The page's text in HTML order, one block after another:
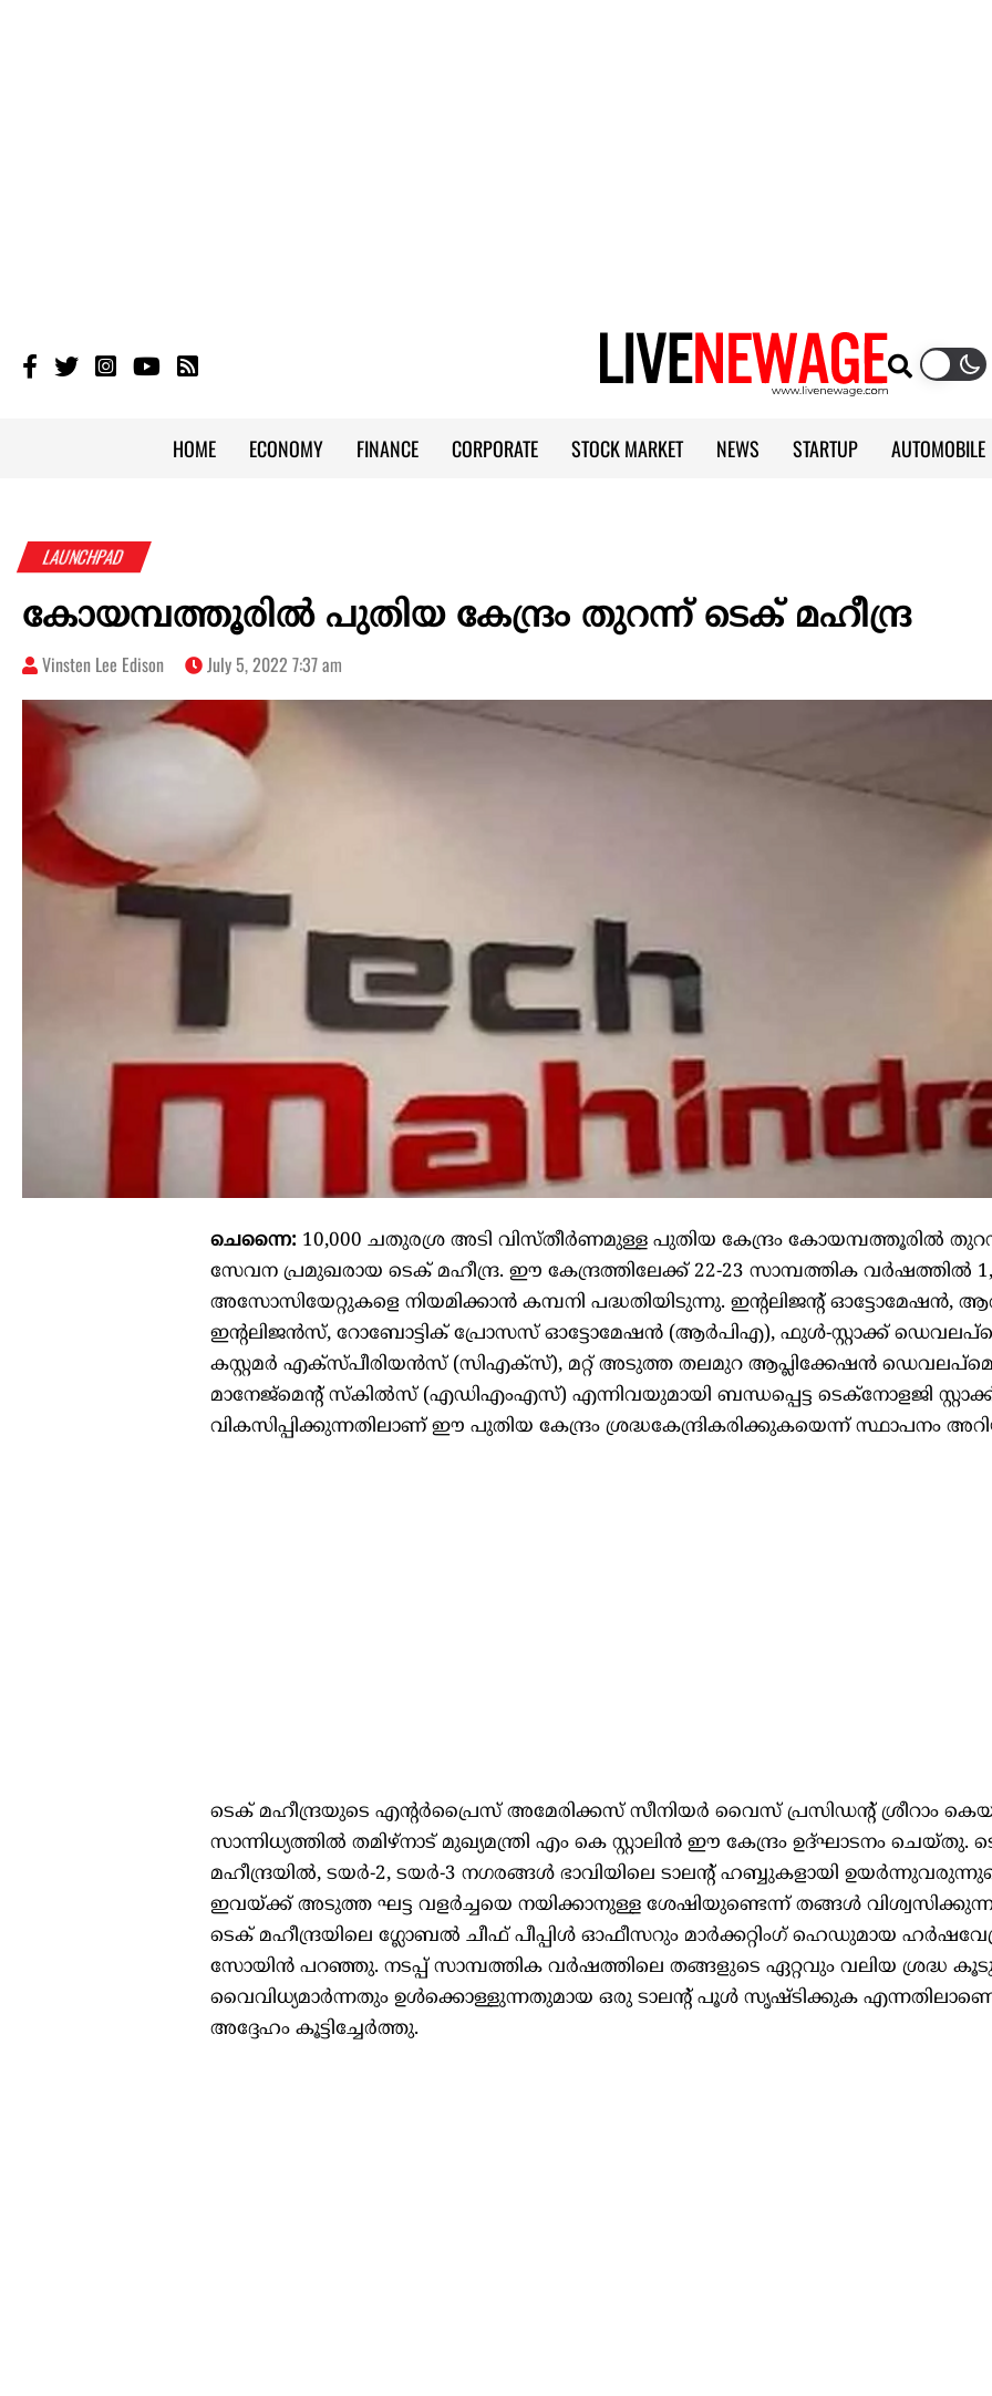
HOME ECONOMY FINANCE CORPORATE STOCK MARKET NEWS STARTUP AUTOMOBILE
LAUNCHPAD
കോയമ്പത്തൂരിൽ പുതിയ കേന്ദ്രം തുറന്ന് ടെക് മഹീന്ദ്ര
Vinsten Lee Edison July 5, 2022 7:37 am
ചെന്നൈ: 10,000 ചതുരശ്ര അടി വിസ്തീർണമുള്ള പുതിയ കേന്ദ്രം കോയമ്പത്തൂരിൽ
സേവന പ്രമുഖരായ ടെക് മഹീന്ദ്ര. ഈ കേന്ദ്രത്തിലേക്ക് 22-23 സാമ്പത്തിക വർഷത്തിൽ
അസോസിയേറ്റുകളെ നിയമിക്കാൻ കമ്പനി പദ്ധതിയിടുന്നു. ഇന്റലിജന്റ് ഓട്ടോമേഷൻ,
ഇന്റലിജൻസ്, റോബോട്ടിക് പ്രോസസ് ഓട്ടോമേഷൻ (ആർ‌പി‌എ), ഫുൾ-സ്റ്റാക്ക്
കസ്റ്റമർ എക്സ്പീരിയൻസ് (സിഎക്സ്), മറ്റ് അടുത്ത തലമുറ ആപ്ലിക്കേഷൻ
മാനേജ്‌മെന്റ് സ്‌കിൽസ് (എ‌ഡി‌എം‌എസ്) എന്നിവയുമായി ബന്ധപ്പെട്ട ടെക്‌നോളജി
വികസിപ്പിക്കുന്നതിലാണ് ഈ പുതിയ കേന്ദ്രം ശ്രദ്ധകേന്ദ്രികരിക്കുകയെന്ന് സ്ഥാപനം
ടെക് മഹീന്ദ്രയുടെ എന്റർപ്രൈസ് അമേരിക്കസ് സീനിയർ വൈസ് പ്രസിഡന്റ് ശ്രീറാം
സാന്നിധ്യത്തിൽ തമിഴ്‌നാട് മുഖ്യമന്ത്രി എം കെ സ്റ്റാലിൻ ഈ കേന്ദ്രം ഉദ്ഘാടനം ചെയ്തു.
മഹീന്ദ്രയിൽ, ടയർ-2, ടയർ-3 നഗരങ്ങൾ ഭാവിയിലെ ടാലന്റ് ഹബ്ബുകളായി
ഇവയ്ക്ക് അടുത്ത ഘട്ട വളർച്ചയെ നയിക്കാനുള്ള ശേഷിയുണ്ടെന്ന് തങ്ങൾ
ടെക് മഹീന്ദ്രയിലെ ഗ്ലോബൽ ചീഫ് പീപ്പിൾ ഓഫീസറും മാർക്കറ്റിംഗ് ഹെഡുമായ
സോയിൻ പറഞ്ഞു. നടപ്പ് സാമ്പത്തിക വർഷത്തിലെ തങ്ങളുടെ ഏറ്റവും വലിയ ശ്രദ്ധ
വൈവിധ്യമാർന്നതും ഉൾക്കൊള്ളുന്നതുമായ ഒരു ടാലന്റ് പൂൾ സൃഷ്ടിക്കുക
അദ്ദേഹം കൂട്ടിച്ചേർത്തു.